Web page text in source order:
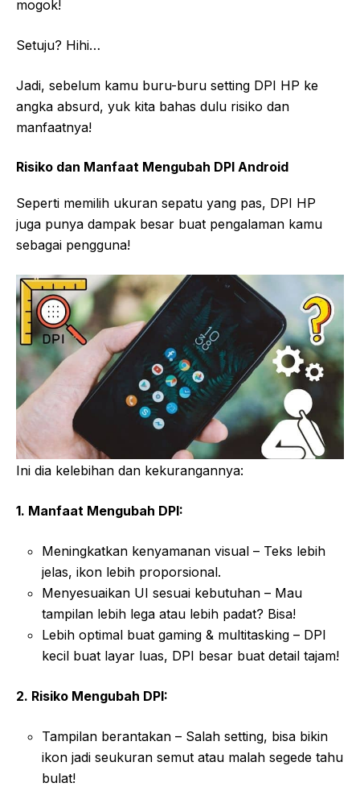
mogok!
Setuju? Hihi…
Jadi, sebelum kamu buru-buru setting DPI HP ke
angka absurd, yuk kita bahas dulu risiko dan
manfaatnya!
Risiko dan Manfaat Mengubah DPI Android
Seperti memilih ukuran sepatu yang pas, DPI HP
juga punya dampak besar buat pengalaman kamu
sebagai pengguna!
Ini dia kelebihan dan kekurangannya:
1. Manfaat Mengubah DPI:
Meningkatkan kenyamanan visual – Teks lebih
jelas, ikon lebih proporsional.
Menyesuaikan UI sesuai kebutuhan – Mau
tampilan lebih lega atau lebih padat? Bisa!
Lebih optimal buat gaming & multitasking – DPI
kecil buat layar luas, DPI besar buat detail tajam!
2. Risiko Mengubah DPI:
Tampilan berantakan – Salah setting, bisa bikin
ikon jadi seukuran semut atau malah segede tahu
bulat!